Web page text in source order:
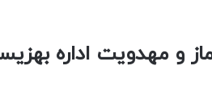
و مهدویت اداره